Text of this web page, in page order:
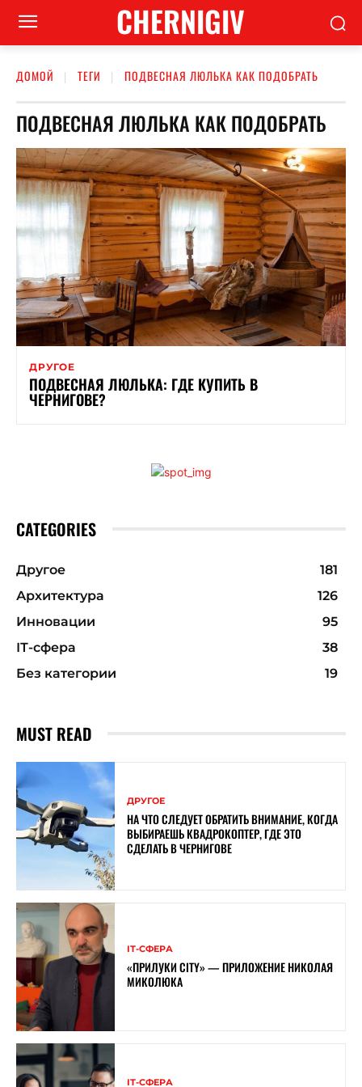
CHERNIGIV
ДОМОЙ ТЕГИ ПОДВЕСНАЯ ЛЮЛЬКА КАК ПОДОБРАТЬ
ПОДВЕСНАЯ ЛЮЛЬКА КАК ПОДОБРАТЬ
ДРУГОЕ
ПОДВЕСНАЯ ЛЮЛЬКА: ГДЕ КУПИТЬ В
ЧЕРНИГОВЕ?
CATEGORIES
Другое
181
Архитектура
126
Инновации
95
ІТ-сфера
38
Без категории
19
MUST READ
ДРУГОЕ
НА ЧТО СЛЕДУЕТ ОБРАТИТЬ ВНИМАНИЕ, КОГДА
ВЫБИРАЕШЬ КВАДРОКОПТЕР, ГДЕ ЭТО
СДЕЛАТЬ В ЧЕРНИГОВЕ
ІТ-СФЕРА
«ПРИЛУКИ CITY» — ПРИЛОЖЕНИЕ НИКОЛАЯ
МИКОЛЮКА
ІТ-СФЕРА